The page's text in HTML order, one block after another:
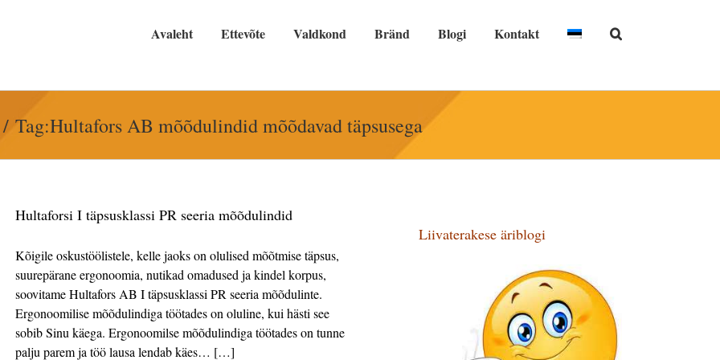
Avaleht Ettevõte Valdkond Bränd Blogi Kontakt
Tag:Hultafors AB mõõdulindid mõõdavad täpsusega
Hultaforsi I täpsusklassi PR seeria mõõdulindid
Kõigile oskustöölistele, kelle jaoks on olulised mõõtmise täpsus,
suurepärane ergonoomia, nutikad omadused ja kindel korpus,
soovitame Hultafors AB I täpsusklassi PR seeria mõõdulinte.
Ergonoomilise mõõdulindiga töötades on oluline, kui hästi see
sobib Sinu käega. Ergonoomilse mõõdulindiga töötades on tunne
palju parem ja töö lausa lendab käes… […]
Liivaterakese äriblogi